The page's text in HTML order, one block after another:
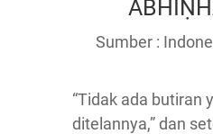
Sumber :
“Tidak ada butiran
ditelannya,” dan